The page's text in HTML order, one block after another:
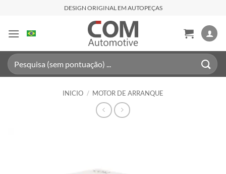
contenido
DESIGN ORIGINAL EM AUTOPEÇAS
Buscar
por:
INICIO / MOTOR DE ARRANQUE